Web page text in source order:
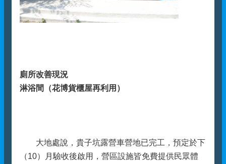
廁所改善現況
淋浴間（花博貨櫃屋再利用）
大地處說，貴子坑露營車營地已完工，預定於下
（10）月驗收後啟用，營區設施皆免費提供民眾體